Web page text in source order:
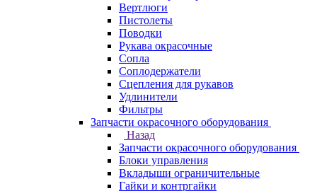
Вертлюги
Пистолеты
Поводки
Рукава окрасочные
Сопла
Соплодержатели
Сцепления для рукавов
Удлинители
Фильтры
Запчасти окрасочного оборудования
Назад
Запчасти окрасочного оборудования
Блоки управления
Вкладыши ограничительные
Гайки и контргайки